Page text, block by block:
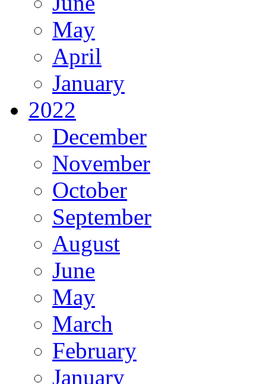
May
April
January
2022
December
November
October
September
August
June
May
March
February
January